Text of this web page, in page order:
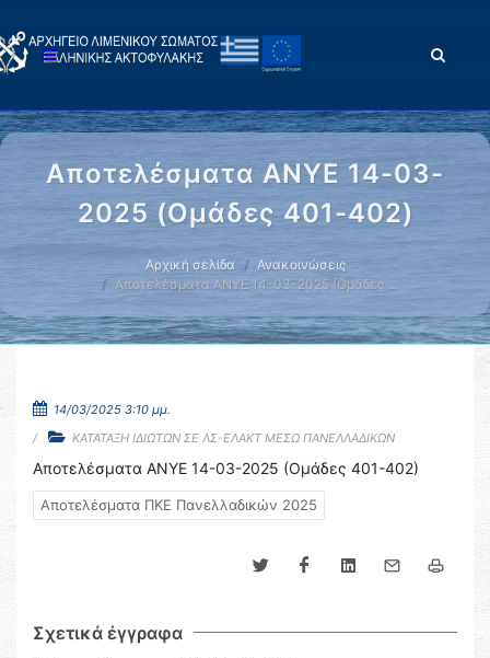
Αποτελέσματα ΑΝΥΕ 14-03-
2025 (Ομάδες 401-402)
Αρχική σελίδα
Ανακοινώσεις
Αποτελέσματα ΑΝΥΕ 14-03-2025 (Ομάδες …
14/03/2025 3:10 μμ.
ΚΑΤΑΤΑΞΗ ΙΔΙΩΤΩΝ ΣΕ ΛΣ-ΕΛΑΚΤ ΜΕΣΩ ΠΑΝΕΛΛΑΔΙΚΩΝ
Αποτελέσματα ΑΝΥΕ 14-03-2025 (Ομάδες 401-402)
Αποτελέσματα ΠΚΕ Πανελλαδικών 2025
Σχετικά έγγραφα